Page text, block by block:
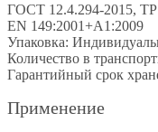
ГОСТ 12.4.294-2015, ТР
EN 149:2001+А1:2009
Упаковка:
Количество в
Гарантийный срок
Применение